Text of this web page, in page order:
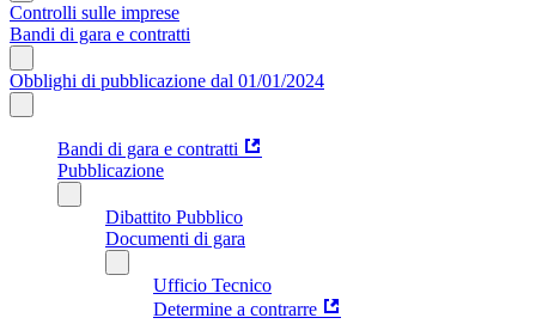
Controlli sulle imprese
Bandi di gara e contratti
Obblighi di pubblicazione dal 01/01/2024
Bandi di gara e contratti
Pubblicazione
Dibattito Pubblico
Documenti di gara
Ufficio Tecnico
Determine a contrarre